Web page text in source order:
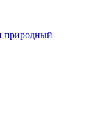
природный